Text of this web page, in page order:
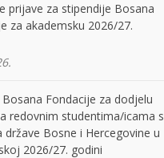
prijave za stipendije Bosana
za akademsku 2026/27.
Fondacije za dodjelu
redovnim studentima/icama s
države Bosne i Hercegovine u
2026/27. godini